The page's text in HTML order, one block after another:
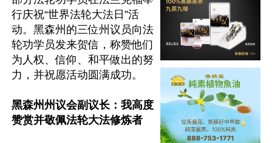
行庆祝“世界法轮大法日”活
动。黑森州的三位州议员向法
轮功学员发来贺信，称赞他们
为人权、信仰、和平做出的努
力，并祝愿活动圆满成功。
黑森州州议会副议长：我高度
赞赏并敬佩法轮大法修炼者